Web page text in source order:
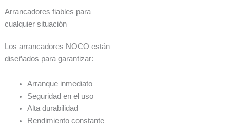
Arrancadores fiables para
cualquier situación
Los arrancadores NOCO están
diseñados para garantizar:
Arranque inmediato
Seguridad en el uso
Alta durabilidad
Rendimiento constante